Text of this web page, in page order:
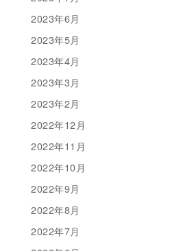
2023年6月
2023年5月
2023年4月
2023年3月
2023年2月
2022年12月
2022年11月
2022年10月
2022年9月
2022年8月
2022年7月